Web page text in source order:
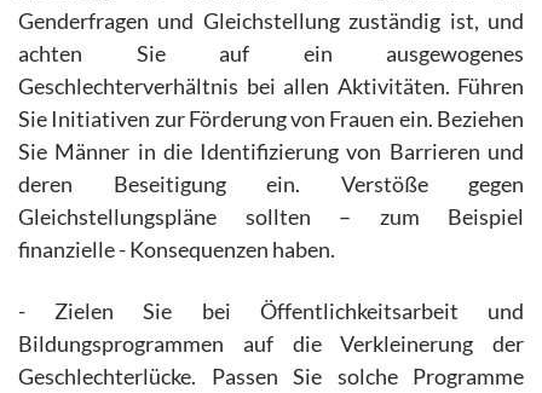
Genderfragen und Gleichstellung zuständig ist, und
achten Sie auf ein ausgewogenes
Geschlechterverhältnis bei allen Aktivitäten. Führen
Sie Initiativen zur Förderung von Frauen ein. Beziehen
Sie Männer in die Identifizierung von Barrieren und
deren Beseitigung ein. Verstöße gegen
Gleichstellungspläne sollten – zum Beispiel
finanzielle - Konsequenzen haben.
- Zielen Sie bei Öffentlichkeitsarbeit und
Bildungsprogrammen auf die Verkleinerung der
Geschlechterlücke. Passen Sie solche Programme